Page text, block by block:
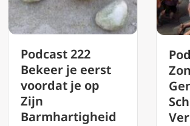
Podcast 220 Van
Zonde naar
Genade en de
Vergeving